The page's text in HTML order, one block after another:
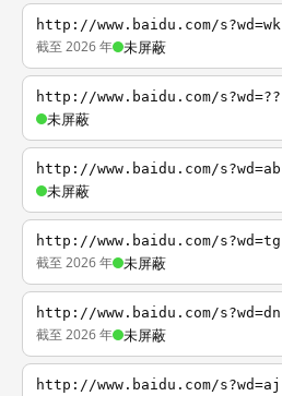
http://www.baidu.com/s?wd=wk
截至 2026 年 未屏蔽
http://www.baidu.com/s?wd=??
未屏蔽
http://www.baidu.com/s?wd=ab
未屏蔽
http://www.baidu.com/s?wd=tg
截至 2026 年 未屏蔽
http://www.baidu.com/s?wd=dn
截至 2026 年 未屏蔽
http://www.baidu.com/s?wd=aj